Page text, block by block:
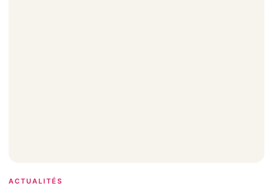
ACTUALITÉS